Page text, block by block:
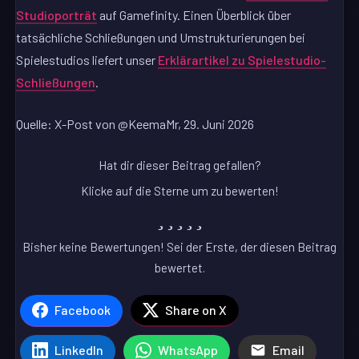
Studioporträt auf Gamefinity. Einen Überblick über
tatsächliche Schließungen und Umstrukturierungen bei
Spielestudios liefert unser Erklärartikel zu Spielestudio-
Schließungen.
Quelle: X-Post von @KeemaMr, 29. Juni 2026
Hat dir dieser Beitrag gefallen?
Klicke auf die Sterne um zu bewerten!
Bisher keine Bewertungen! Sei der Erste, der diesen Beitrag
bewertet.
Facebook Share on X
LinkedIn WhatsApp Email